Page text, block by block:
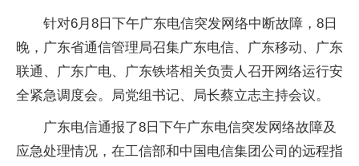
针对6月8日下午广东电信突发网络中断故障，8日
晚，广东省通信管理局召集广东电信、广东移动、广东
联通、广东广电、广东铁塔相关负责人召开网络运行安
全紧急调度会。局党组书记、局长蔡立志主持会议。
广东电信通报了8日下午广东电信突发网络故障及
应急处理情况，在工信部和中国电信集团公司的远程指